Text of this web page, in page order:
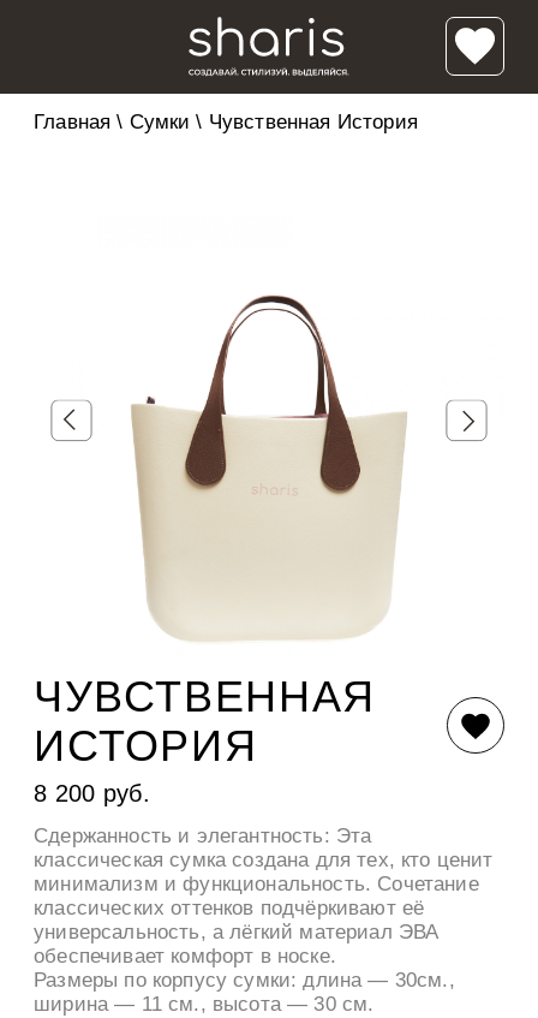
Главная \ Сумки \ Чувственная История
ЧУВСТВЕННАЯ
ИСТОРИЯ
8 200 руб.
Сдержанность и элегантность: Эта
классическая сумка создана для тех, кто ценит
минимализм и функциональность. Сочетание
классических оттенков подчёркивают её
универсальность, а лёгкий материал ЭВА
обеспечивает комфорт в носке.
Размеры по корпусу сумки: длина — 30см.,
ширина — 11 см., высота — 30 см.